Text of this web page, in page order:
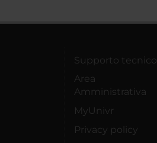
Supporto tecnico
Area
Amministrativa
MyUnivr
Privacy policy